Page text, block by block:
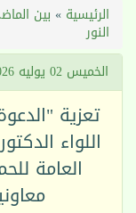
الرئيسية » بين
النور
الخميس 02 يوليه 2026 - 17 محرم 1448هـ
تعزية
اللواء
العامة